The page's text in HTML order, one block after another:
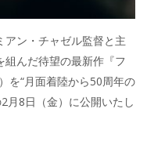
ン・チャゼル監督と主
んだ待望の最新作『フ
を“月面着陸から50周年の
月8日（金）に公開いたし